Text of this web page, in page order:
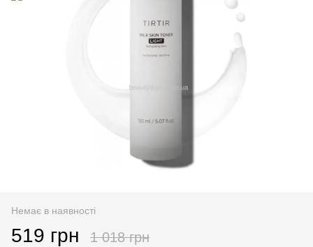
Немає в наявності
519 грн 1 018 грн